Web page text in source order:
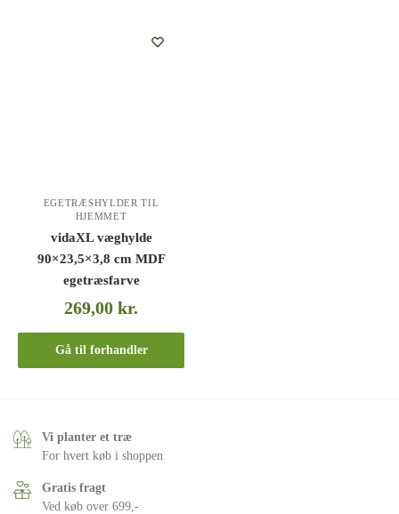
EGETRÆSHYLDER TIL
HJEMMET
vidaXL væghylde
90×23,5×3,8 cm MDF
egetræsfarve
269,00kr.
Gå til forhandler
Vi planter et træ
For hvert køb i shoppen
Gratis fragt
Ved køb over 699,-